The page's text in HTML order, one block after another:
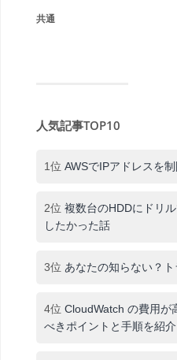
共通
人気記事TOP10
1位 AWSでIPアドレスを
2位 複数台のHDDにドリ
したかった話
3位 あなたの知らない？
4位 CloudWatch の費用が
べきポイントと手順を紹介